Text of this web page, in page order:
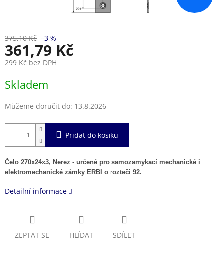
375,10 Kč –3 %
361,79 Kč
299 Kč bez DPH
cena:
Skladem
Můžeme doručit do: 13.8.2026
Přidat do košíku
Čelo 270x24x3, Nerez - určené pro samozamykací mechanické i
elektromechanické zámky ERBI o rozteči 92.
Detailní informace
ZEPTAT SE HLÍDAT SDÍLET